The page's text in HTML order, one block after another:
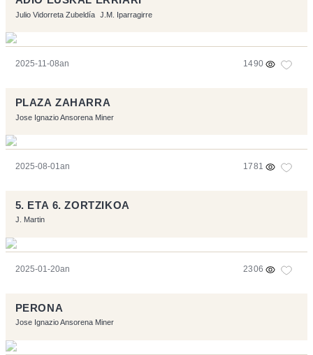
Julio Vidorreta Zubeldía J.M. Iparragirre
2025-11-08an 1490
PLAZA ZAHARRA
Jose Ignazio Ansorena Miner
2025-08-01an 1781
5. ETA 6. ZORTZIKOA
J. Martin
2025-01-20an 2306
PERONA
Jose Ignazio Ansorena Miner